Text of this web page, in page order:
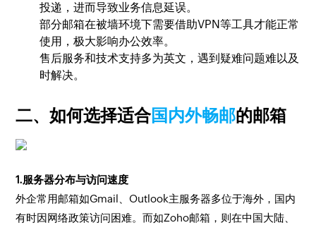
投递，进而导致业务信息延误。
部分邮箱在被墙环境下需要借助VPN等工具才能正常
使用，极大影响办公效率。
售后服务和技术支持多为英文，遇到疑难问题难以及
时解决。
二、如何选择适合国内外畅邮的邮箱
1.服务器分布与访问速度
外企常用邮箱如Gmail、Outlook主服务器多位于海外，国内
有时因网络政策访问困难。而如Zoho邮箱，则在中国大陆、